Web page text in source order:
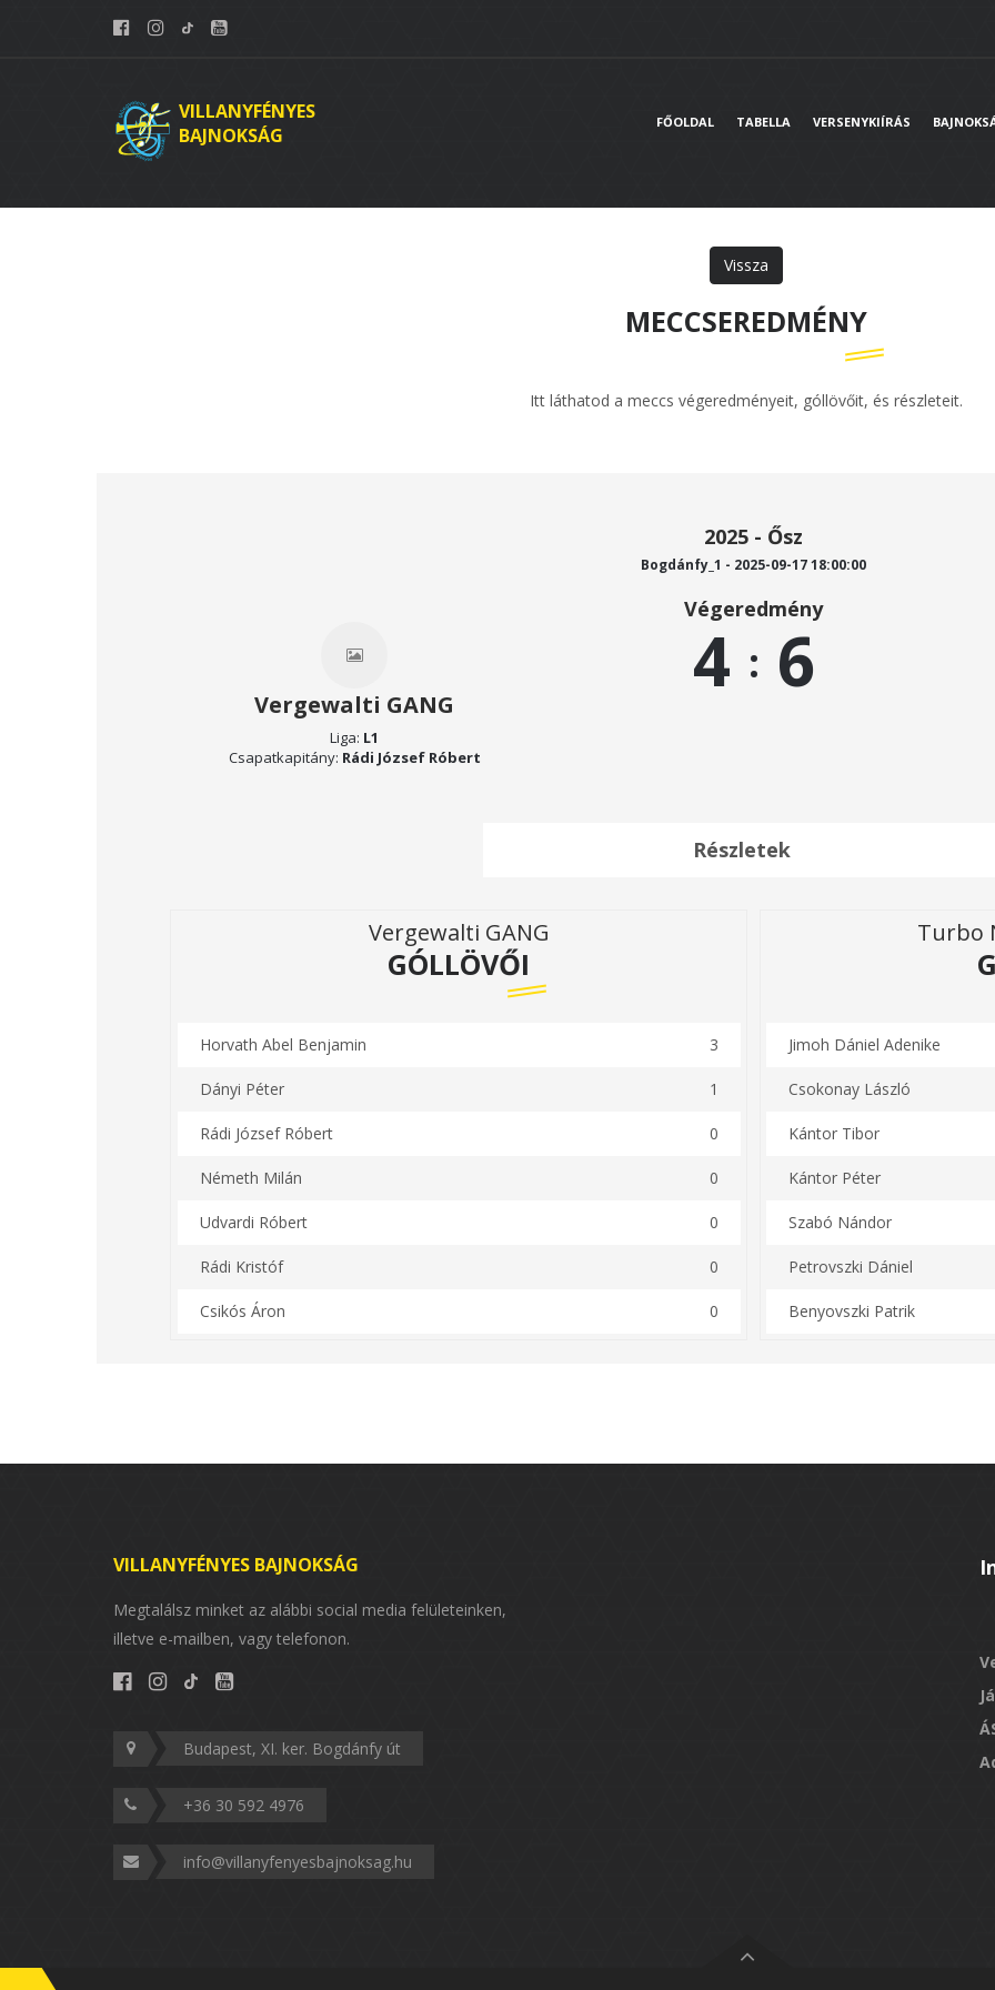
VILLANYFÉNYES
BAJNOKSÁG
FŐOLDAL TABELLA VERSENYKIÍRÁS
Vissza
MECCSEREDMÉNY
Itt láthatod a meccs végeredményeit, góllövőit, és részleteit.
Vergewalti GANG
Liga: L1
Csapatkapitány: Rádi József Róbert
2025 - Ősz
Bogdánfy_1 - 2025-09-17 18:00:00
Végeredmény
4 : 6
Részletek
Vergewalti GANG
GÓLLÖVŐI
Horvath Abel Benjamin 3
Dányi Péter 1
Rádi József Róbert 0
Németh Milán 0
Udvardi Róbert 0
Rádi Kristóf 0
Csikós Áron 0
Turbo
Jimoh Dániel Adenike
Csokonay László
Kántor Tibor
Kántor Péter
Szabó Nándor
Petrovszki Dániel
Benyovszki Patrik
VILLANYFÉNYES BAJNOKSÁG
Megtalálsz minket az alábbi social media felületeinken,
illetve e-mailben, vagy telefonon.
Budapest, XI. ker. Bogdánfy út
+36 30 592 4976
info@villanyfenyesbajnoksag.hu